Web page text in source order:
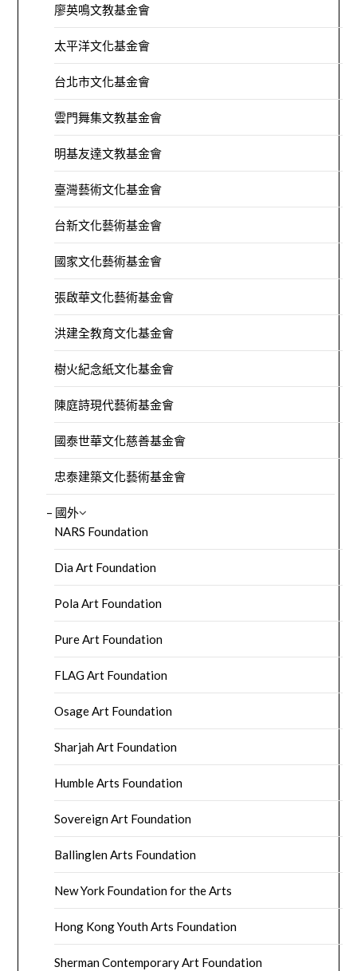
廖英鳴文教基金會
太平洋文化基金會
台北市文化基金會
雲門舞集文教基金會
明基友達文教基金會
臺灣藝術文化基金會
台新文化藝術基金會
國家文化藝術基金會
張啟華文化藝術基金會
洪建全教育文化基金會
樹火紀念紙文化基金會
陳庭詩現代藝術基金會
國泰世華文化慈善基金會
忠泰建築文化藝術基金會
– 國外
NARS Foundation
Dia Art Foundation
Pola Art Foundation
Pure Art Foundation
FLAG Art Foundation
Osage Art Foundation
Sharjah Art Foundation
Humble Arts Foundation
Sovereign Art Foundation
Ballinglen Arts Foundation
New York Foundation for the Arts
Hong Kong Youth Arts Foundation
Sherman Contemporary Art Foundation